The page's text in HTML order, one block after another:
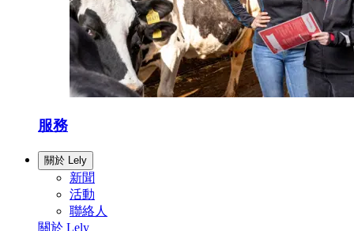
服務
關於 Lely
新聞
活動
聯絡人
關於 Lely